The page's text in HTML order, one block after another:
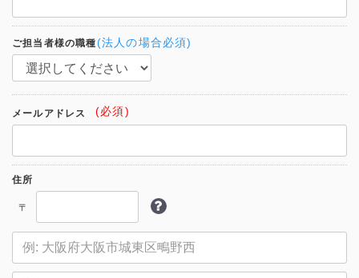
ご担当者様の職種(法人の場合必須)
メールアドレス (必須)
住所
〒